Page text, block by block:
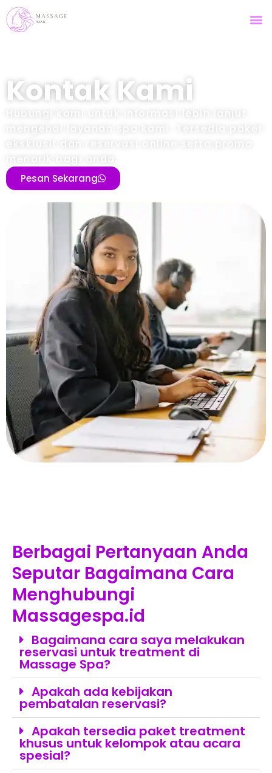
Kontak Kami
Hubungi kami untuk informasi lebih lanjut
mengenai layanan spa kami. Tersedia paket
menarik bagi anda.
Pesan Sekarang
Berbagai Pertanyaan Anda
Seputar Bagaimana Cara
Menghubungi
Massagespa.id
Bagaimana cara saya melakukan
reservasi untuk treatment di
Massage Spa?
Apakah ada kebijakan
pembatalan reservasi?
Apakah tersedia paket treatment
khusus untuk kelompok atau acara
spesial?